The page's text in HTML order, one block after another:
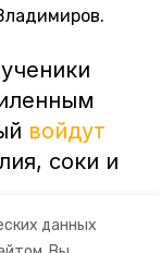
данных
войдут
соки и